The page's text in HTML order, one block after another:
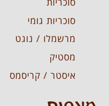
סוכריות גומי
מרשמלו / נוגט
מסטיק
איסטר / קריסמס